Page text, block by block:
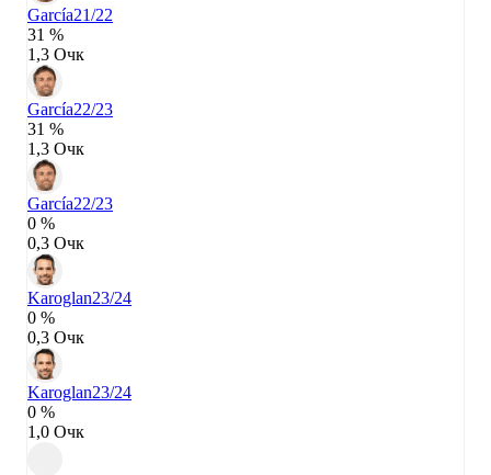
García21/22
31 %
1,3 Очк
García22/23
31 %
1,3 Очк
García22/23
0 %
0,3 Очк
Karoglan23/24
0 %
0,3 Очк
Karoglan23/24
0 %
1,0 Очк